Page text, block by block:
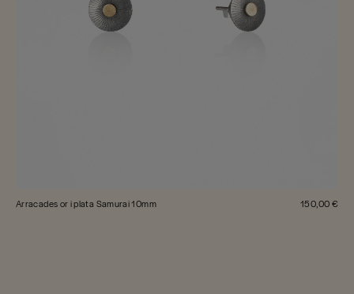
Arracades or i plata Samurai 10mm 150,00 €